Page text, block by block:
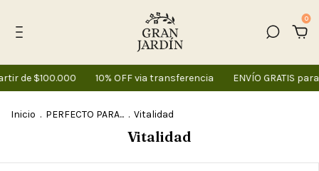
0
de $100.000 10% OFF via transferencia ENVÍO GRATIS
Inicio . PERFECTO PARA... . Vitalidad
Vitalidad